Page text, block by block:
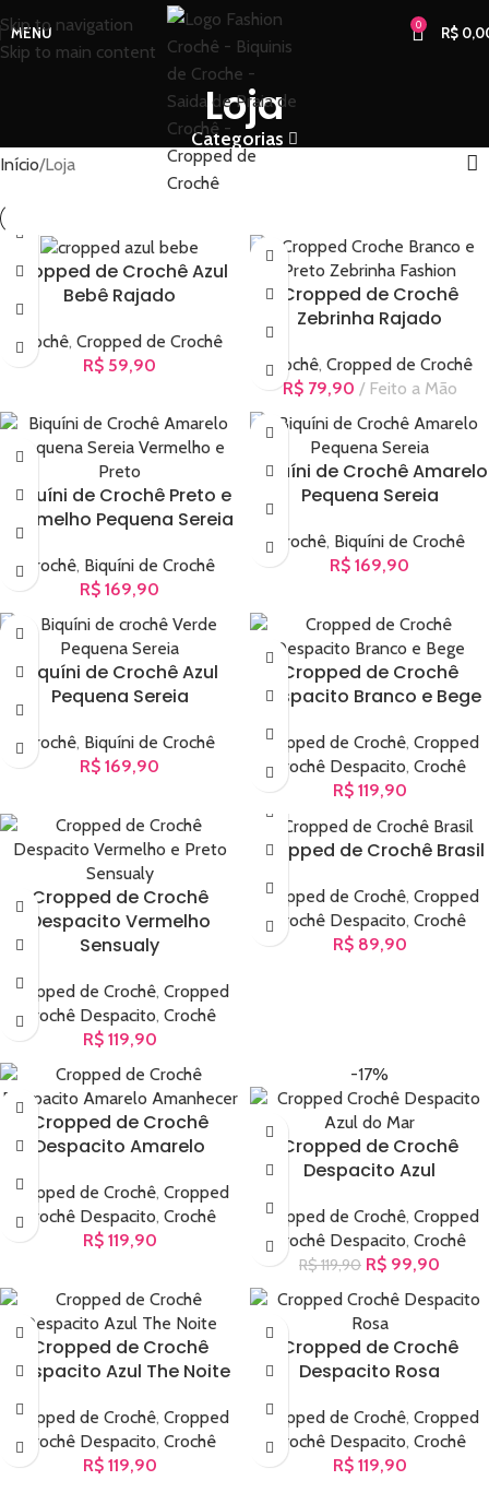
Skip to navigation
Skip to main content
MENU 0 R$
Loja
Categorias
Início Loja
Cropped de Crochê Azul
Bebê Rajado
Crochê, Cropped de Crochê
R$ 59,90
Cropped de Crochê
Zebrinha Rajado
Crochê, Cropped de Crochê
R$79,90 Feito a Mão
Biquíni de Crochê Preto e
Vermelho Pequena Sereia
Crochê, Biquíni de Crochê
R$ 169,90
Biquíni de Crochê Amarelo
Pequena Sereia
Crochê, Biquíni de Crochê
R$ 169,90
Biquíni de Crochê Azul
Pequena Sereia
Crochê, Biquíni de Crochê
R$ 169,90
Cropped de Crochê
Despacito Branco e Bege
Cropped de Crochê, Cropped
Crochê Despacito, Crochê
R$119,90
Cropped de Crochê
Despacito Vermelho
Sensualy
Cropped de Crochê, Cropped
Crochê Despacito, Crochê
R$119,90
Cropped de Crochê Brasil
Cropped de Crochê, Cropped
Crochê Despacito, Crochê
R$89,90
Cropped de Crochê
Despacito Amarelo
Cropped de Crochê, Cropped
Crochê Despacito, Crochê
R$119,90
-17%
Cropped de Crochê
Despacito Azul
Cropped de Crochê, Cropped
Crochê Despacito, Crochê
R$119,90 R$ 99,90
Cropped de Crochê
Despacito Azul The Noite
Cropped de Crochê, Cropped
Crochê Despacito, Crochê
R$119,90
Cropped de Crochê
Despacito Rosa
Cropped de Crochê, Cropped
Crochê Despacito, Crochê
R$119,90